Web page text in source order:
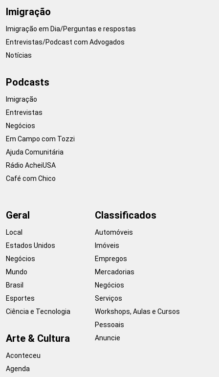
Imigração
Imigração em Dia/Perguntas e respostas
Entrevistas/Podcast com Advogados
Notícias
Podcasts
Imigração
Entrevistas
Negócios
Em Campo com Tozzi
Ajuda Comunitária
Rádio AcheiUSA
Café com Chico
Geral
Local
Estados Unidos
Negócios
Mundo
Brasil
Esportes
Ciência e Tecnologia
Arte & Cultura
Aconteceu
Agenda
Classificados
Automóveis
Imóveis
Empregos
Mercadorias
Negócios
Serviços
Workshops, Aulas e Cursos
Pessoais
Anuncie